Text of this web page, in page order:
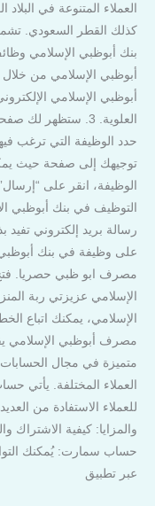
كذلك القطر السعودي.
التوظيف في بنك أبوظبي
رسالة بريد إلكتروني
على وظيفة في بنك
مصرف ابو ظبي حصريا.
الإسلامي عزيزتي ربة
الإسلامي، يمكنك اتباع
مصرف أبوظبي الإسلامي
متميزة في مجال
العملاء المختلفة. يأتي
للعملاء الاستفادة من
والمزايا: كيفية الاشتراك
حساب سمارت: يُمكنك
عبر تطبيق